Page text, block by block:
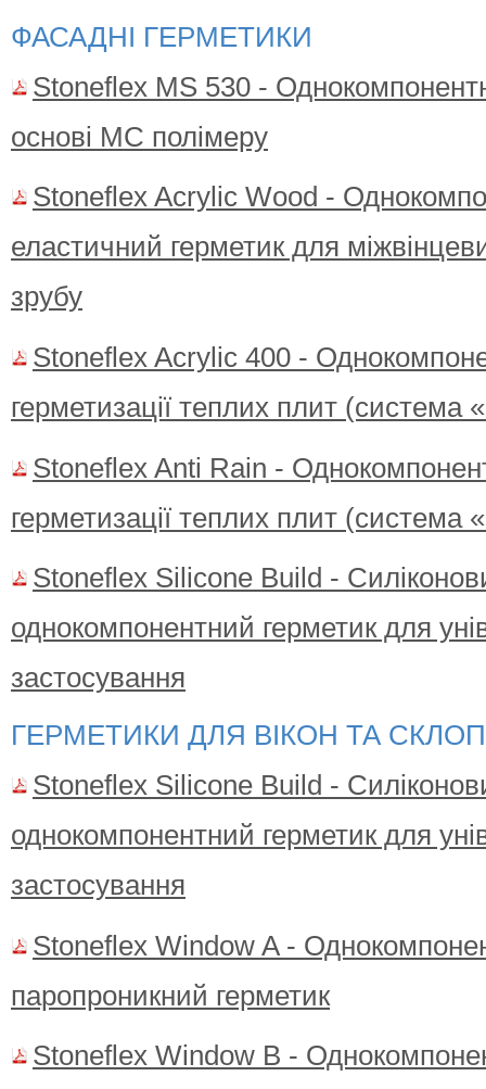
ФАСАДНІ ГЕРМЕТИКИ
Stoneflex MS 530 -
основі MС полімеру
Stoneflex Acrylic Wood -
еластичний герметик для
зрубу
Stoneflex Acrylic 400 -
герметизації теплих плит
Stoneflex Anti Rain -
герметизації теплих плит
Stoneflex Silicone Build -
однокомпонентний герметик для
застосування
ГЕРМЕТИКИ ДЛЯ ВІКОН ТА
Stoneflex Silicone Build -
однокомпонентний герметик для
застосування
Stoneflex Window A -
паропроникний герметик
Stoneflex Window B -